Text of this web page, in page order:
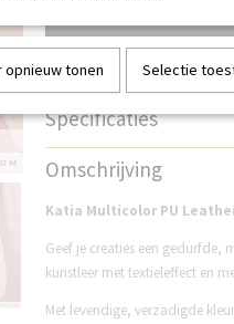
IN
Specificaties
Productcode
Omschrijving
Katia Multicolor PU
Geef je creaties een gedurfde,
kunstleer met textieleffect en
Met levendige, verzadigde
opnieuw tonen Selectie